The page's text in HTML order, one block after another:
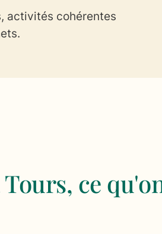
activités cohérentes
ce